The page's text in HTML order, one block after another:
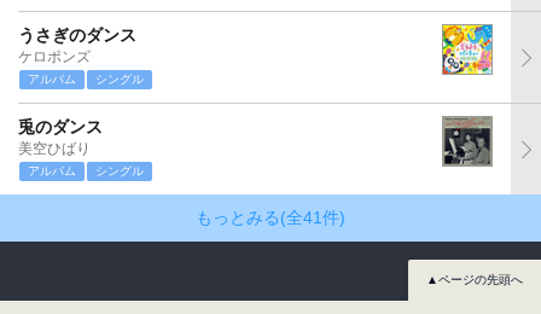
うさぎのダンス
ケロポンズ
アルバム シングル
兎のダンス
美空ひばり
アルバム シングル
もっとみる(全41件)
▲ページの先頭へ